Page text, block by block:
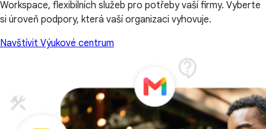
Workspace, flexibilních služeb pro potřeby vaší firmy. Vyberte
si úroveň podpory, která vaší organizaci vyhovuje.
Navštívit Výukové centrum